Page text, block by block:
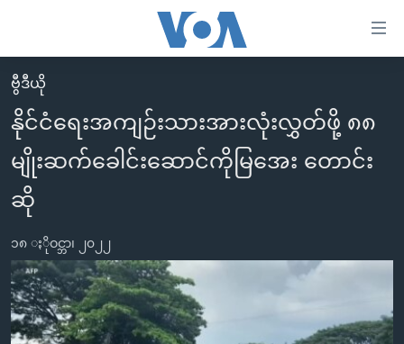
လွယ်ကူ
စေ
သည့်
Link
များ
ပင်မ
အကြောင်းအရာ
သို့
ကျော်
ကြည့်
မူလစာမျက်နှာ
မြန်မာ
ကမ္ဘာ့သတင်းများ
နိုင်ငံတကာ
တရုတ်
အစ္စရေး-ပါလက်စတိုင်း
ဗွီဒီယို
ရပ်ဝန်းတခု လမ်းတခု အလွန်
အင်္ဂလိပ်စာလေ့လာမယ်
အမေရိကန်သုံးအီဒီယံ
အပတ်စဉ်ကဏ္ဍများ
ဗွီဒီယို
နိုင်ငံရေးအကျဉ်းသားအားလုံးလွှတ်ဖို့ ၈၈
မျိုးဆက်ခေါင်းဆောင်ကိုမြအေး တောင်း
ဆို
၁၈ ႏိုဝင္ဘာ၊ ၂၀၂၂